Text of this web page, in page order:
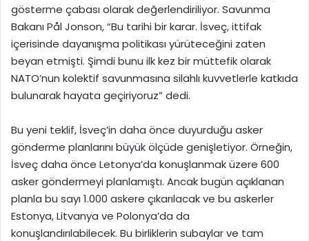
gösterme çabası olarak değerlendiriliyor. Savunma
Bakanı Pål Jonson, “Bu tarihi bir karar. İsveç, ittifak
içerisinde dayanışma politikası yürüteceğini zaten
beyan etmişti. Şimdi bunu ilk kez bir müttefik olarak
NATO’nun kolektif savunmasına silahlı kuvvetlerle katkıda
bulunarak hayata geçiriyoruz” dedi.
Bu yeni teklif, İsveç’in daha önce duyurduğu asker
gönderme planlarını büyük ölçüde genişletiyor. Örneğin,
İsveç daha önce Letonya’da konuşlanmak üzere 600
asker göndermeyi planlamıştı. Ancak bugün açıklanan
planla bu sayı 1.000 askere çıkarılacak ve bu askerler
Estonya, Litvanya ve Polonya’da da
konuşlandırılabilecek. Bu birliklerin subaylar ve tam